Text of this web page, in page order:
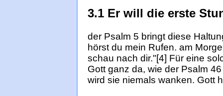
3.1 Er will die erste
der Psalm 5 bringt diese
hörst du mein Rufen. am
schau nach dir."[4] Für eine
Gott ganz da, wie der Psalm
wird sie nie­mals wanken. Gott